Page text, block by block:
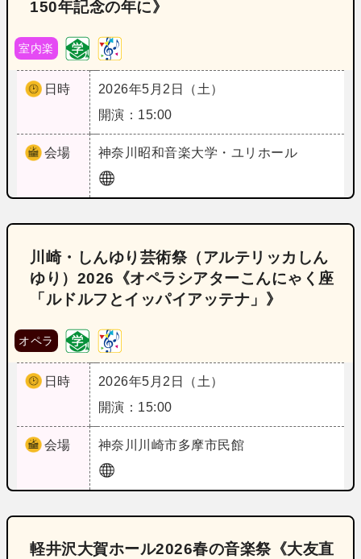
150年記念の年に》
室内楽
日時
2026年5月2日（土）
開演：15:00
会場 神奈川 昭和音楽大学・ユリホール
川崎・しんゆり芸術祭（アルテリッカしん
ゆり）2026《オペラシアターこんにゃく座
「ルドルフとイッパイアッテナ」》
オペラ
日時
2026年5月2日（土）
開演：15:00
会場 神奈川 川崎市多摩市民館
軽井沢大賀ホール2026春の音楽祭《大友直